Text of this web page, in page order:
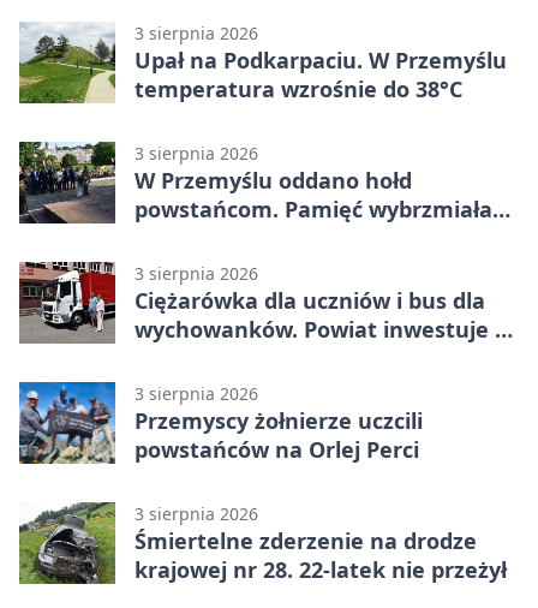
3 sierpnia 2026
Upał na Podkarpaciu. W Przemyślu
temperatura wzrośnie do 38°C
3 sierpnia 2026
W Przemyślu oddano hołd
powstańcom. Pamięć wybrzmiała
3 sierpnia 2026
Ciężarówka dla uczniów i bus dla
wychowanków. Powiat inwestuje w
3 sierpnia 2026
Przemyscy żołnierze uczcili
powstańców na Orlej Perci
3 sierpnia 2026
Śmiertelne zderzenie na drodze
krajowej nr 28. 22-latek nie przeżył